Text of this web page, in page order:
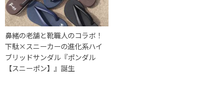
鼻緒の老舗と靴職人のコラボ！
下駄×スニーカーの進化系ハイ
ブリッドサンダル『ポンダル
【スニーポン】』誕生